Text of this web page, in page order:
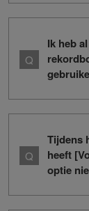
Ik heb
Tijdens
heeft
optie